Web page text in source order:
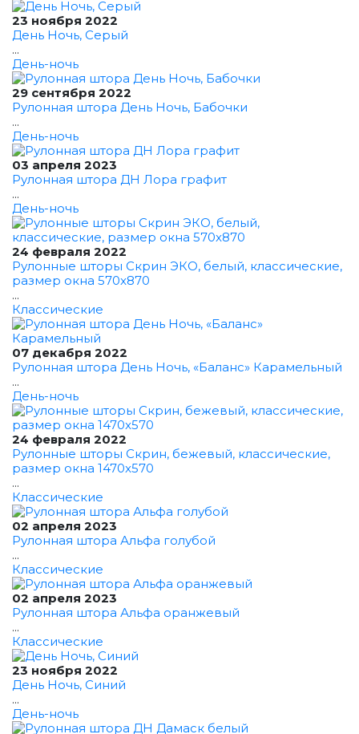
23 ноября 2022
День Ночь, Серый
...
День-ночь
29 сентября 2022
Рулонная штора День Ночь, Бабочки
...
День-ночь
03 апреля 2023
Рулонная штора ДН Лора графит
...
День-ночь
24 февраля 2022
Рулонные шторы Скрин ЭКО, белый, классические,
размер окна 570x870
...
Классические
07 декабря 2022
Рулонная штора День Ночь, «Баланс» Карамельный
...
День-ночь
24 февраля 2022
Рулонные шторы Скрин, бежевый, классические,
размер окна 1470x570
...
Классические
02 апреля 2023
Рулонная штора Альфа голубой
...
Классические
02 апреля 2023
Рулонная штора Альфа оранжевый
...
Классические
23 ноября 2022
День Ночь, Синий
...
День-ночь